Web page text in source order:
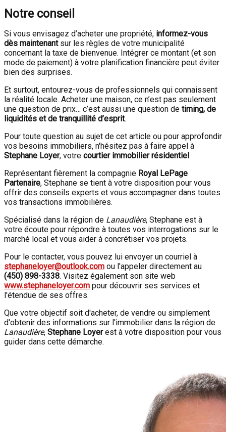
Notre conseil
Si vous envisagez d’acheter une propriété, informez-vous
dès maintenantsur les règles de votre municipalité
concernant la taxe de bienvenue. Intégrer ce montant (et son
mode de paiement) à votre planification financière peut éviter
bien des surprises.
Et surtout, entourez-vous de professionnels qui connaissent
la réalité locale. Acheter une maison, ce n’est pas seulement
une question de prix… c’est aussi une question de timing, de
liquidités et de tranquillité d’esprit.
Pour toute question au sujet de cet article ou pour approfondir
vos besoins immobiliers, n'hésitez pas à faire appel à
Stephane Loyer, votre courtier immobilier résidentiel.
Représentant fièrement la compagnie Royal LePage
Partenaire, Stephane se tient à votre disposition pour vous
offrir des conseils experts et vous accompagner dans toutes
vos transactions immobilières.
Spécialisé dans la région de Lanaudière, Stephane est à
votre écoute pour répondre à toutes vos interrogations sur le
marché local et vous aider à concrétiser vos projets.
Pour le contacter, vous pouvez lui envoyer un courriel à
stephaneloyer@outlook.com ou l'appeler directement au
(450) 898-3338. Visitez également son site web
www.stephaneloyer.com pour découvrir ses services et
l'étendue de ses offres.
Que votre objectif soit d'acheter, de vendre ou simplement
d'obtenir des informations sur l'immobilier dans la région de
Lanaudière, Stephane Loyerest à votre disposition pour vous
guider dans cette démarche.